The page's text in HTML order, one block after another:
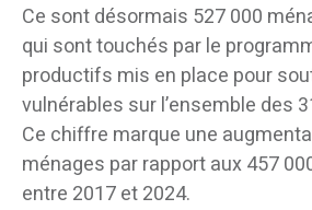
Ce sont désormais 527 000
qui sont touchés par le
productifs mis en place pour
vulnérables sur l’ensemble des
Ce chiffre marque une
ménages par rapport aux 457
entre 2017 et 2024.